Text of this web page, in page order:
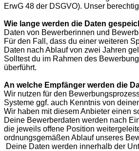
ErwG 48 der DSGVO). Unser
Wie lange werden die Daten
Daten von Bewerberinnen und
Für den Fall, dass du einer weiteren
Daten nach Ablauf von zwei Jahren
Solltest du im Rahmen des
überführt.
An welche Empfänger werden die
Wir nutzen für den
Systeme ggf. auch Kenntnis von
Wir haben mit diesem Anbieter einen
Deine Bewerberdaten werden nach
die jeweils offene Position
ordnungsgemäßen Ablauf unseres
Deine Daten werden innerhalb der